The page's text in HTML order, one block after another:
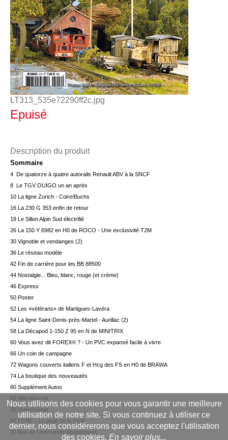
LT313_535e72290ff2c.jpg
Epuisé
Description du produit
Sommaire
4 De quatorze à quatre autorails Renault ABV à la SNCF
8 Le TGV OUIGO un an après
10 La ligne Zurich - Coire/Buchs
16 La 230 G 353 enfin de retour
18 Le Sillon Alpin Sud électrifié
26 La 150 Y 6982 en H0 de ROCO - Une exclusivité T2M
30 Vignoble et vendanges (2)
36 Le réseau modèle
42 Fin de carrière pour les BB 88500
44 Nostalgie... Bleu, blanc, rouge (et crème)
46 Express
50 Poster
52 Les «vétérans» de Martigues-Lavéra
54 La ligne Saint-Denis-près-Martel - Aurillac (2)
58 La Décapod 1-150 Z 95 en N de MINITRIX
60 Vous avez dit FOREX® ? - Un PVC expansé facile à vivre
66 Un coin de campagne
72 Wagons couverts italiens F et Hcg des FS en H0 de BRAWA
74 La boutique des nouveautés
80 Supplément Autos
82 Mini-Marché
90 Vidéothèque
92 FFMF - La page de la Fédé
93 Bon de commande/Abonnement
Nous utilisons des cookies pour vous garantir une meilleure
utilisation de notre site. Si vous continuez à utiliser ce
dernier, nous considérerons que vous acceptez l'utilisation
des cookies. En savoir plus...